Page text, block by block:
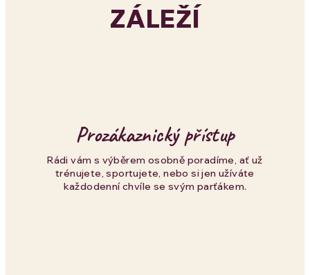
d
p
r
v
ZÁLEŽÍ
Prozákaznický přístup
Rádi vám s výběrem osobně poradíme, ať už
trénujete, sportujete, nebo si jen užíváte
každodenní chvíle se svým parťákem.